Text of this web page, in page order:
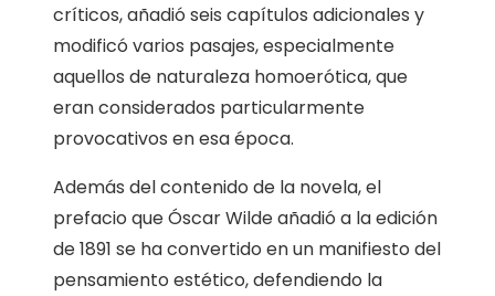
críticos, añadió seis capítulos adicionales y
modificó varios pasajes, especialmente
aquellos de naturaleza homoerótica, que
eran considerados particularmente
provocativos en esa época.
Además del contenido de la novela, el
prefacio que Óscar Wilde añadió a la edición
de 1891 se ha convertido en un manifiesto del
pensamiento estético, defendiendo la